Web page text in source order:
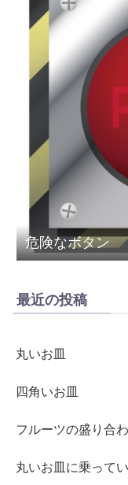
危険なボタン
最近の投稿
丸いお皿
四角いお皿
フルーツの盛り合
丸いお皿に乗って